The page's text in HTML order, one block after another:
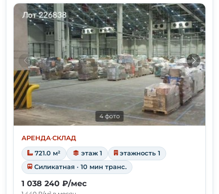
4 фото
АРЕНДА·СКЛАД
721.0 м² этаж 1
этажность 1
Силикатная · 10 мин транс.
1 038 240 ₽/мес